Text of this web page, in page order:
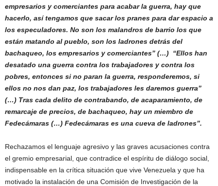
empresarios y comerciantes para acabar la guerra, hay que
hacerlo, así tengamos que sacar los pranes para dar espacio a
los especuladores. No son los malandros de barrio los que
están matando al pueblo, son los ladrones detrás del
bachaqueo, los empresarios y comerciantes” (…) “Ellos han
desatado una guerra contra los trabajadores y contra los
pobres, entonces si no paran la guerra, responderemos, si
ellos no nos dan paz, los trabajadores les daremos guerra”
(…) Tras cada delito de contrabando, de acaparamiento, de
remarcaje de precios, de bachaqueo, hay un miembro de
Fedecámaras (…) Fedecámaras es una cueva de ladrones”.
Rechazamos el lenguaje agresivo y las graves acusaciones contra
el gremio empresarial, que contradice el espíritu de diálogo social,
indispensable en la crítica situación que vive Venezuela y que ha
motivado la instalación de una Comisión de Investigación de la